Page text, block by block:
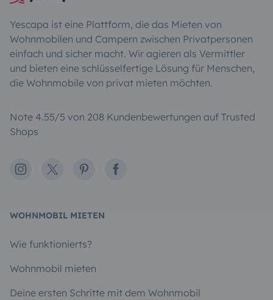
Yescapa ist eine Plattform, die das Mieten von
Wohnmobilen und Campern zwischen Privatpersonen
einfach und sicher macht. Wir agieren als Vermittler
und bieten eine schlüsselfertige Lösung für Menschen,
die Wohnmobile von privat mieten möchten.
Note 4.55/5 von 208 Kundenbewertungen auf Trusted
Shops
Instagram
X PinterestFacebook
WOHNMOBIL MIETEN
Wie funktionierts?
Wohnmobil mieten
Deine ersten Schritte mit dem Wohnmobil